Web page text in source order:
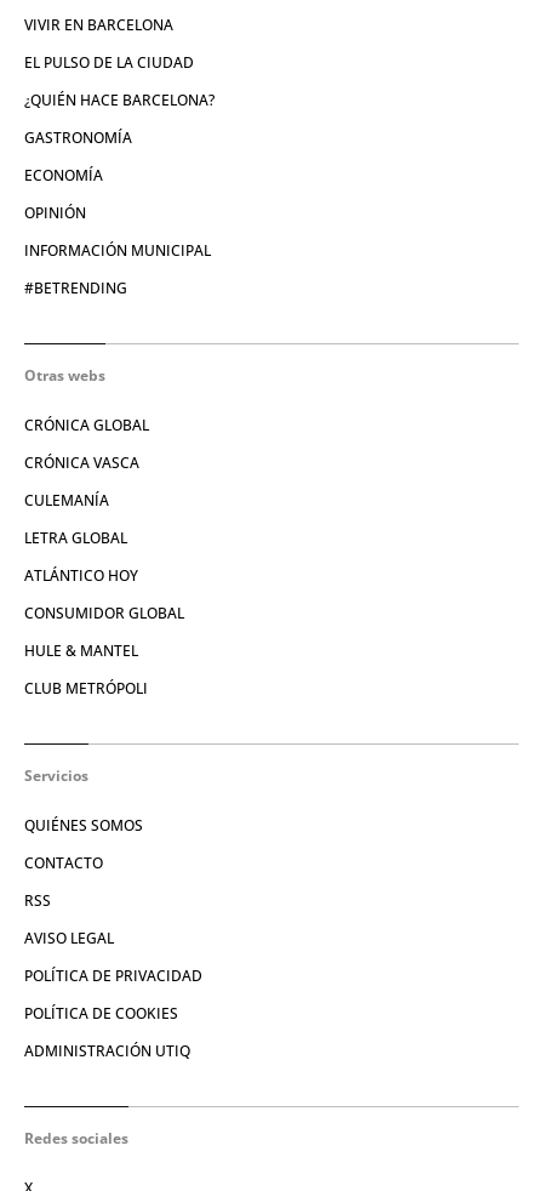
VIVIR EN BARCELONA
EL PULSO DE LA CIUDAD
¿QUIÉN HACE BARCELONA?
GASTRONOMÍA
ECONOMÍA
OPINIÓN
INFORMACIÓN MUNICIPAL
#BETRENDING
Otras webs
CRÓNICA GLOBAL
CRÓNICA VASCA
CULEMANÍA
LETRA GLOBAL
ATLÁNTICO HOY
CONSUMIDOR GLOBAL
HULE & MANTEL
CLUB METRÓPOLI
Servicios
QUIÉNES SOMOS
CONTACTO
RSS
AVISO LEGAL
POLÍTICA DE PRIVACIDAD
POLÍTICA DE COOKIES
ADMINISTRACIÓN UTIQ
Redes sociales